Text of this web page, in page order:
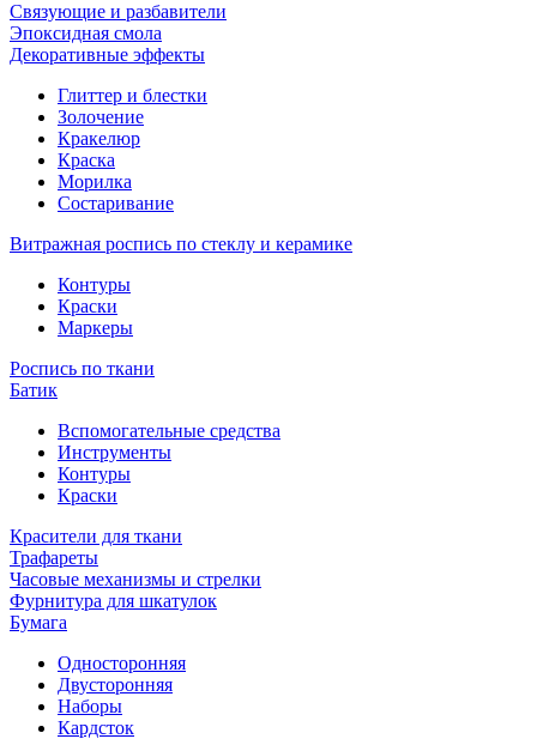
Связующие и разбавители
Эпоксидная смола
Декоративные эффекты
Глиттер и блестки
Золочение
Кракелюр
Краска
Морилка
Состаривание
Витражная роспись по стеклу и керамике
Контуры
Краски
Маркеры
Роспись по ткани
Батик
Вспомогательные средства
Инструменты
Контуры
Краски
Красители для ткани
Трафареты
Часовые механизмы и стрелки
Фурнитура для шкатулок
Бумага
Односторонняя
Двусторонняя
Наборы
Кардсток